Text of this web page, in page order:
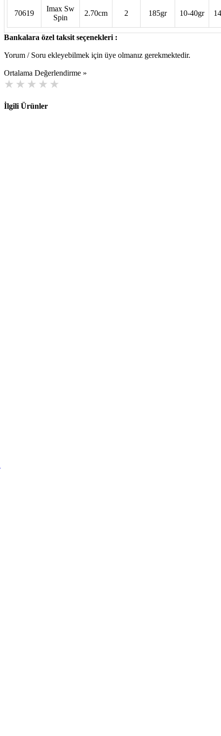
70619
Imax Sw
Spin
2.70cm 2 185gr 10-40gr
Bankalara özel taksit seçenekleri :
Yorum / Soru ekleyebilmek için üye olmanız gerekmektedir.
Ortalama Değerlendirme »
İlgili Ürünler